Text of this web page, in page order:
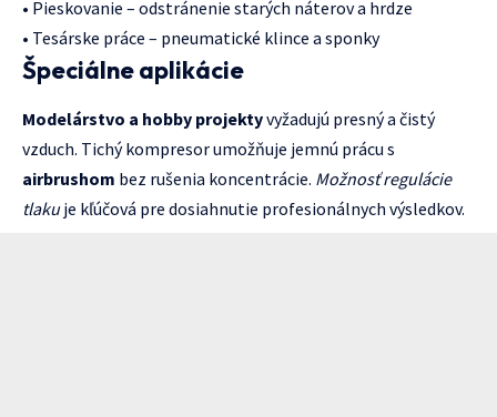
• Pieskovanie – odstránenie starých náterov a hrdze
• Tesárske práce – pneumatické klince a sponky
Špeciálne aplikácie
Modelárstvo a hobby projektyvyžadujú presný a čistý
vzduch. Tichý kompresor umožňuje jemnú prácu s
airbrushom bez rušenia koncentrácie. Možnosť regulácie
tlakuje kľúčová pre dosiahnutie profesionálnych výsledkov.